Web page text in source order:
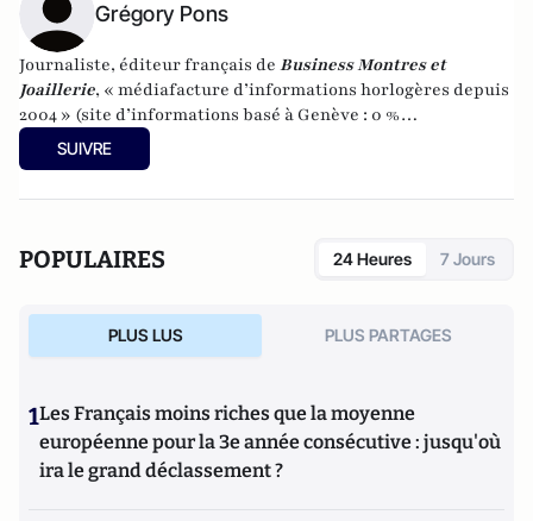
Grégory Pons
Journaliste, éditeur français de Business Montres et
Joaillerie, « médiafacture d’informations horlogères depuis
2004 » (site d’informations basé à Genève : 0 %
publicité-100 % liberté), spécialiste du marketing horloger
et de l’analyse des marchés de la montre.
SUIVRE
POPULAIRES 24 Heures 7 Jours
PLUS LUS PLUS PARTAGES
1Les Français moins riches que la moyenne
européenne pour la 3e année consécutive : jusqu'où
ira le grand déclassement ?